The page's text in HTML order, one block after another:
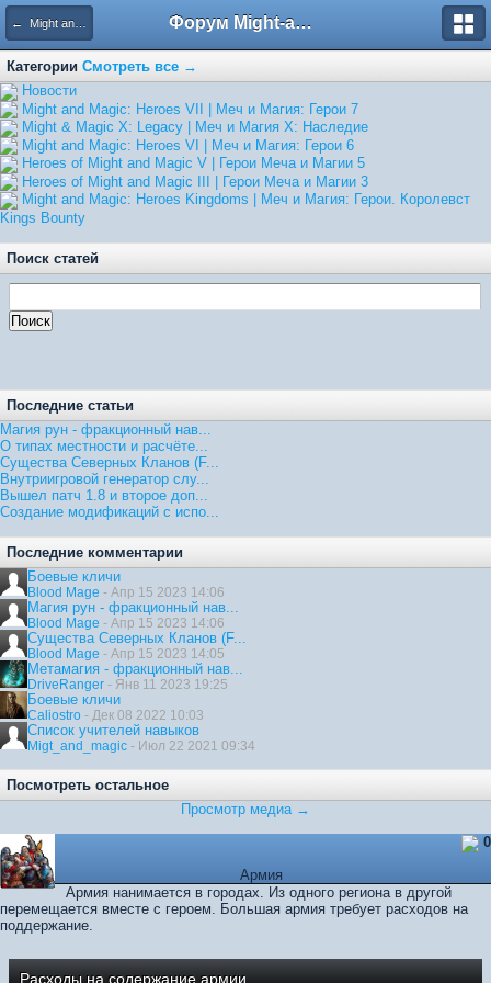
← Might and Magic: Heroes Kingdoms | Меч и Магия: Герои. Королевст Форум Might-and-Magic.ru
Категории Смотреть все →
Hовости
Might and Magic: Heroes VII | Меч и Магия: Герои 7
Might & Magic X: Legacy | Меч и Магия X: Наследие
Might and Magic: Heroes VI | Меч и Магия: Герои 6
Heroes of Might and Magic V | Герои Меча и Магии 5
Heroes of Might and Magic III | Герои Меча и Магии 3
Might and Magic: Heroes Kingdoms | Меч и Магия: Герои. Королевст
Kings Bounty
Поиск статей
Последние статьи
Магия рун - фракционный нав...
О типах местности и расчёте...
Существа Северных Кланов (F...
Внутриигровой генератор слу...
Вышел патч 1.8 и второе доп...
Создание модификаций с испо...
Последние комментарии
Боевые кличи
Blood Mage - Апр 15 2023 14:06
Магия рун - фракционный нав...
Blood Mage - Апр 15 2023 14:06
Существа Северных Кланов (F...
Blood Mage - Апр 15 2023 14:05
Метамагия - фракционный нав...
DriveRanger - Янв 11 2023 19:25
Боевые кличи
Caliostro - Дек 08 2022 10:03
Список учителей навыков
Migt_and_magic - Июл 22 2021 09:34
Посмотреть остальное
Просмотр медиа →
0
Армия
Армия нанимается в городах. Из одного региона в другой
перемещается вместе с героем. Большая армия требует расходов на
поддержание.
Расходы на содержание армии